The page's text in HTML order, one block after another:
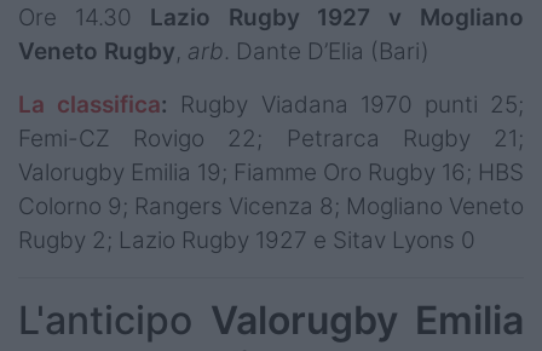
Ore 14.30 Lazio Rugby 1927 v Mogliano
Veneto Rugby, arb. Dante D’Elia (Bari)
La classifica: Rugby Viadana 1970 punti 25;
Femi-CZ Rovigo 22; Petrarca Rugby 21;
Valorugby Emilia 19; Fiamme Oro Rugby 16; HBS
Colorno 9; Rangers Vicenza 8; Mogliano Veneto
Rugby 2; Lazio Rugby 1927 e Sitav Lyons 0
L'anticipo Valorugby Emilia